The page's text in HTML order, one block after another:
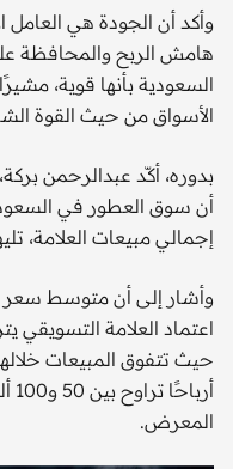
وأكد أن الجودة هي العامل
هامش الربح والمحافظة
السعودية بأنها قوية،
الأسواق من حيث القوة
بدوره، أكّد عبدالرحمن
إجمالي مبيعات العلامة، تليها
اعتماد العلامة التسويقي
حيث تتفوق المبيعات
المعرض.